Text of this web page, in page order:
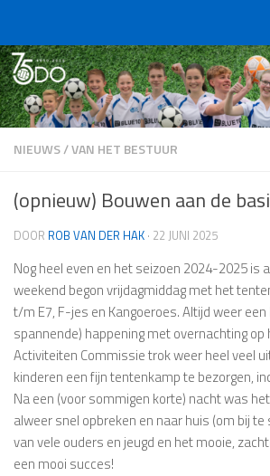
NIEUWS/VAN HET BESTUUR
(opnieuw) Bouwen aan de
DOOR ROB VAN DER HAK · 22 JUNI 2025
Nog heel even en het seizoen 2024-2025 is
weekend begon vrijdagmiddag met het
t/m E7, F-jes en Kangoeroes. Altijd weer
spannende) happening met overnachting op
Activiteiten Commissie trok weer heel veel
kinderen een fijn tentenkamp te bezorgen,
Na een (voor sommigen korte) nacht was
alweer snel opbreken en naar huis (om bij te
van vele ouders en jeugd en het mooie,
een mooi succes!